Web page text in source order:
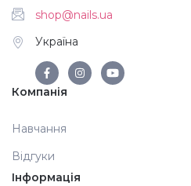
Аксесуари
shop@nails.ua
Україна
Компанія
Навчання
Відгуки
Інформація